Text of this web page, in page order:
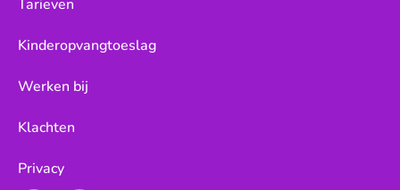
Tarieven
Kinderopvangtoeslag
Werken bij
Klachten
Privacy